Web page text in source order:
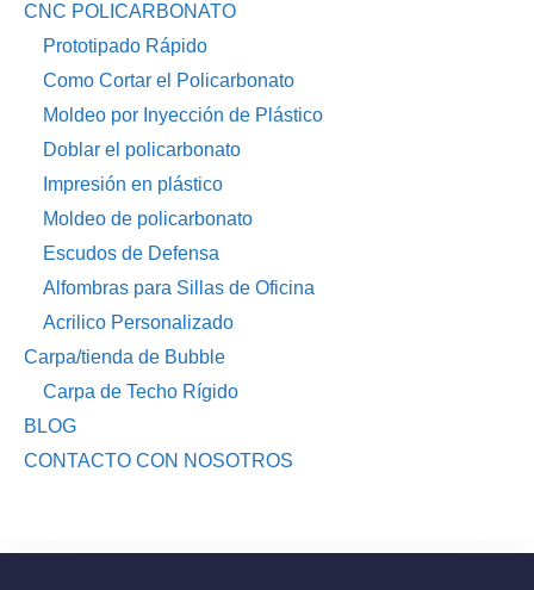
CNC POLICARBONATO
Prototipado Rápido
Como Cortar el Policarbonato
Moldeo por Inyección de Plástico
Doblar el policarbonato
Impresión en plástico
Moldeo de policarbonato
Escudos de Defensa
Alfombras para Sillas de Oficina
Acrilico Personalizado
Carpa/tienda de Bubble
Carpa de Techo Rígido
BLOG
CONTACTO CON NOSOTROS